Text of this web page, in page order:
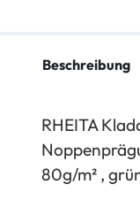
Beschreibung
RHEITA
80g/m² ,